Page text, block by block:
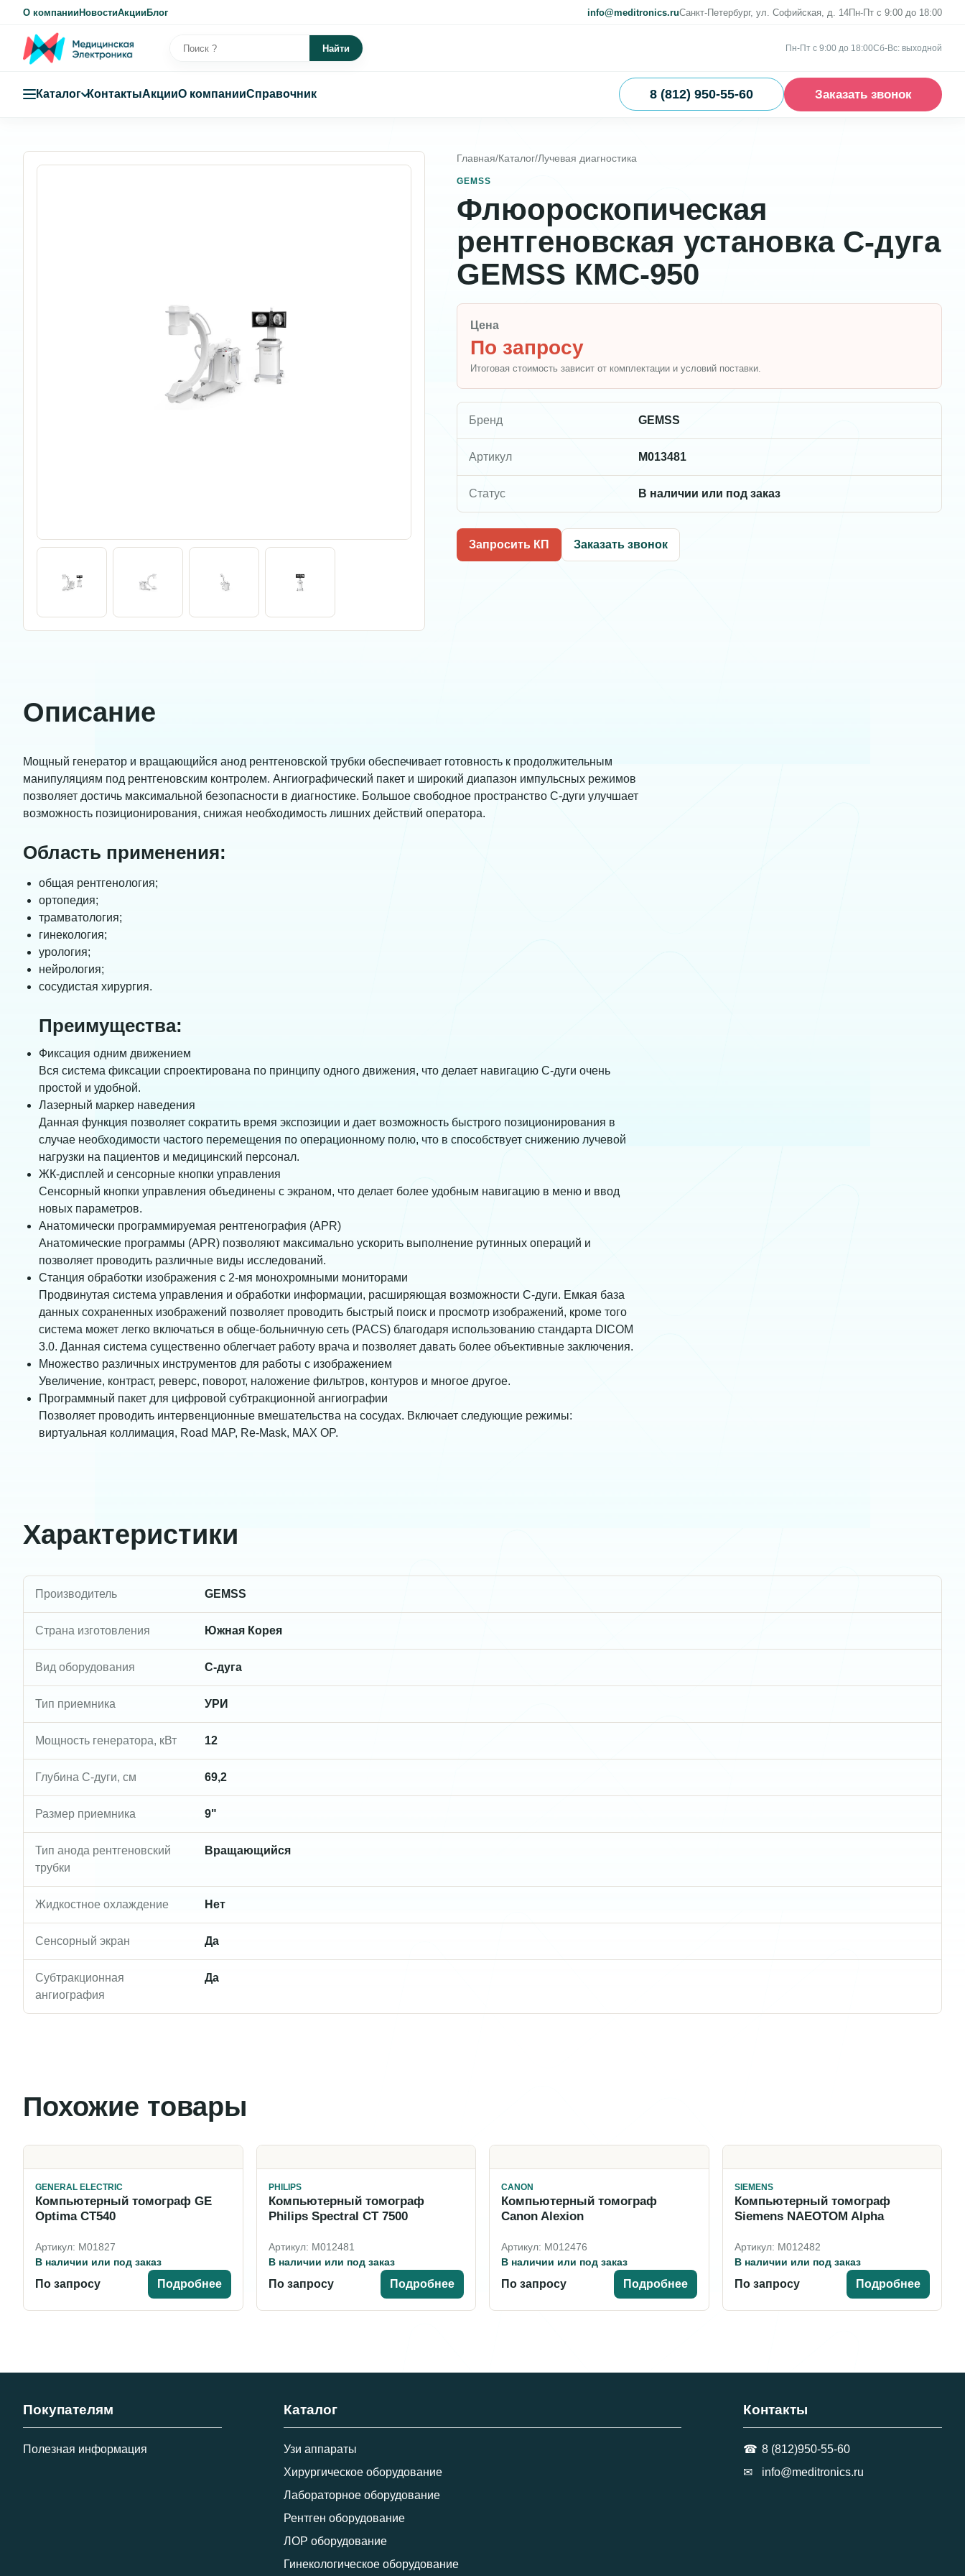
О компанииНовостиАкцииБлог info@meditronics.ruСанкт-Петербург, ул. Софийская, д. 14Пн-Пт с 9:00 до 18:00
Найти Пн-Пт с 9:00 до 18:00Сб-Вс: выходной
Каталог КонтактыАкцииО компанииСправочник 8 (812) 950-55-60 Заказать звонок
Главная/Каталог/Лучевая диагностика
GEMSS
Флюороскопическая
рентгеновская установка С-дуга
GEMSS КМС-950
Цена
По запросу
Итоговая стоимость зависит от комплектации и условий поставки.
Бренд GEMSS
Артикул M013481
Статус В наличии или под заказ
Запросить КП Заказать звонок
Описание
Мощный генератор и вращающийся анод рентгеновской трубки обеспечивает готовность к продолжительным
манипуляциям под рентгеновским контролем. Ангиографический пакет и широкий диапазон импульсных режимов
позволяет достичь максимальной безопасности в диагностике. Большое свободное пространство С-дуги улучшает
возможность позиционирования, снижая необходимость лишних действий оператора.
Область применения:
общая рентгенология;
ортопедия;
трамватология;
гинекология;
урология;
нейрология;
сосудистая хирургия.
Преимущества:
Фиксация одним движением
Вся система фиксации спроектирована по принципу одного движения, что делает навигацию С-дуги очень
простой и удобной.
Лазерный маркер наведения
Данная функция позволяет сократить время экспозиции и дает возможность быстрого позиционирования в
случае необходимости частого перемещения по операционному полю, что в способствует снижению лучевой
нагрузки на пациентов и медицинский персонал.
ЖК-дисплей и сенсорные кнопки управления
Сенсорный кнопки управления объединены с экраном, что делает более удобным навигацию в меню и ввод
новых параметров.
Анатомически программируемая рентгенография (APR)
Анатомические программы (APR) позволяют максимально ускорить выполнение рутинных операций и
позволяет проводить различные виды исследований.
Станция обработки изображения c 2-мя монохромными мониторами
Продвинутая система управления и обработки информации, расширяющая возможности С-дуги. Емкая база
данных сохраненных изображений позволяет проводить быстрый поиск и просмотр изображений, кроме того
система может легко включаться в обще-больничную сеть (PACS) благодаря использованию стандарта DICOM
3.0. Данная система существенно облегчает работу врача и позволяет давать более объективные заключения.
Множество различных инструментов для работы с изображением
Увеличение, контраст, реверс, поворот, наложение фильтров, контуров и многое другое.
Программный пакет для цифровой субтракционной ангиографии
Позволяет проводить интервенционные вмешательства на сосудах. Включает следующие режимы:
виртуальная коллимация, Road MAP, Re-Mask, MAX OP.
Характеристики
Производитель GEMSS
Страна изготовления Южная Корея
Вид оборудования С-дуга
Тип приемника УРИ
Мощность генератора, кВт 12
Глубина С-дуги, см 69,2
Размер приемника 9"
Тип анода рентгеновский
трубки
Вращающийся
Жидкостное охлаждение Нет
Сенсорный экран Да
Субтракционная
ангиография
Да
Похожие товары
GENERAL ELECTRIC
Компьютерный томограф GE
Optima CT540
Артикул: M01827
В наличии или под заказ
По запросу Подробнее
PHILIPS
Компьютерный томограф
Philips Spectral CT 7500
Артикул: M012481
В наличии или под заказ
По запросу Подробнее
CANON
Компьютерный томограф
Canon Alexion
Артикул: M012476
В наличии или под заказ
По запросу Подробнее
SIEMENS
Компьютерный томограф
Siemens NAEOTOM Alpha
Артикул: M012482
В наличии или под заказ
По запросу Подробнее
Покупателям
Полезная информация
Каталог
Узи аппараты
Хирургическое оборудование
Лабораторное оборудование
Рентген оборудование
ЛОР оборудование
Гинекологическое оборудование
Контакты
8 (812)950-55-60
info@meditronics.ru